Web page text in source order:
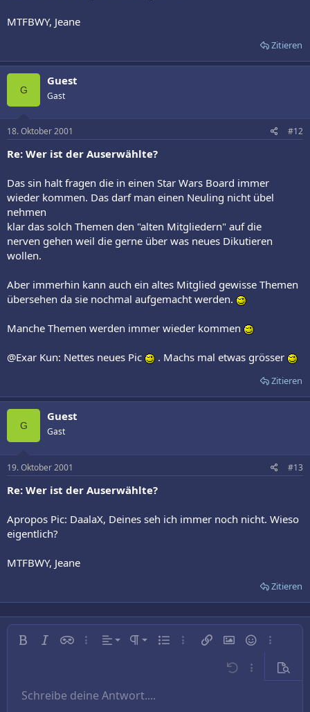
MTFBWY, Jeane
Zitieren
G
Guest
Gast
18. Oktober 2001 #12
Re: Wer ist der Auserwählte?
Das sin halt fragen die in einen Star Wars Board immer
wieder kommen. Das darf man einen Neuling nicht übel
nehmen
klar das solch Themen den "alten Mitgliedern" auf die
nerven gehen weil die gerne über was neues Dikutieren
wollen.
Aber immerhin kann auch ein altes Mitglied gewisse Themen
übersehen da sie nochmal aufgemacht werden.
Manche Themen werden immer wieder kommen
@Exar Kun: Nettes neues Pic . Machs mal etwas grösser
Zitieren
G
Guest
Gast
19. Oktober 2001 #13
Re: Wer ist der Auserwählte?
Apropos Pic: DaalaX, Deines seh ich immer noch nicht. Wieso
eigentlich?
MTFBWY, Jeane
Zitieren
Fett KursivInline-Spoiler
Weitere…Ausrichtung
Linksbündig
Absatzformatierung
Normal
Überschrift 2
Ungeordnete Liste
Weitere…Link einfügen
Bild einfügen
SmileysWeitere…
Rückgängig
Weitere…
Schriftgröße
9
TextfarbeSchriftfamilie
Arial
Durchgestrichen
Unterstrichen
Inline-Code
Nummerierte Liste
ZitatMedienTabelle einfügen
Horizontale Linie einfügen
SpoilerCode
Wiederholen
BBCode umschalten
Formatierung entfernen
EntwürfeEntwurf speichern
Schreibe deine Antwort....